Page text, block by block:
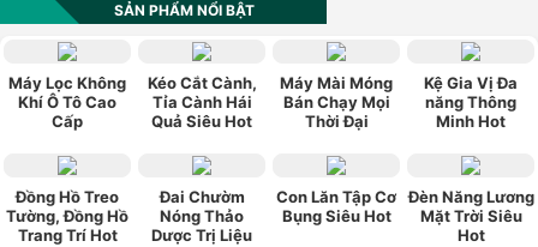
SẢN PHẨM NỔI BẬT
Máy Lọc Không
Khí Ô Tô Cao
Cấp
Kéo Cắt Cành,
Tỉa Cành Hái
Quả Siêu Hot
Máy Mài Móng
Bán Chạy Mọi
Thời Đại
Kệ Gia Vị Đa
năng Thông
Minh Hot
Đồng Hồ Treo
Tường, Đồng Hồ
Trang Trí Hot
Đai Chườm
Nóng Thảo
Dược Trị Liệu
Con Lăn Tập Cơ
Bụng Siêu Hot
Đèn Năng Lương
Mặt Trời Siêu
Hot